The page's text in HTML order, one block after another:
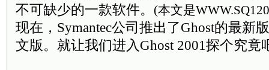
不可缺少的一款软件。 (本文是
现在，Symantec公司推出了Ghost的最新
文版。就让我们进入Ghost 2001探个究竟